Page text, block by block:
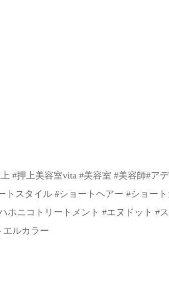
#押上美容室vita #美容室 #美容師#ア
スタイル #ショートヘアー #ショート
ホニコトリートメント #エヌドット #
エルカラー